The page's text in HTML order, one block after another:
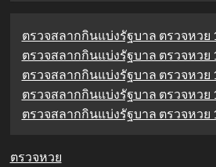
ตรวจสลากกินแบ่งรัฐบาล ตรวจหวย
ตรวจสลากกินแบ่งรัฐบาล ตรวจหวย
ตรวจสลากกินแบ่งรัฐบาล ตรวจหวย
ตรวจสลากกินแบ่งรัฐบาล ตรวจหวย
ตรวจสลากกินแบ่งรัฐบาล ตรวจหวย
ตรวจหวย